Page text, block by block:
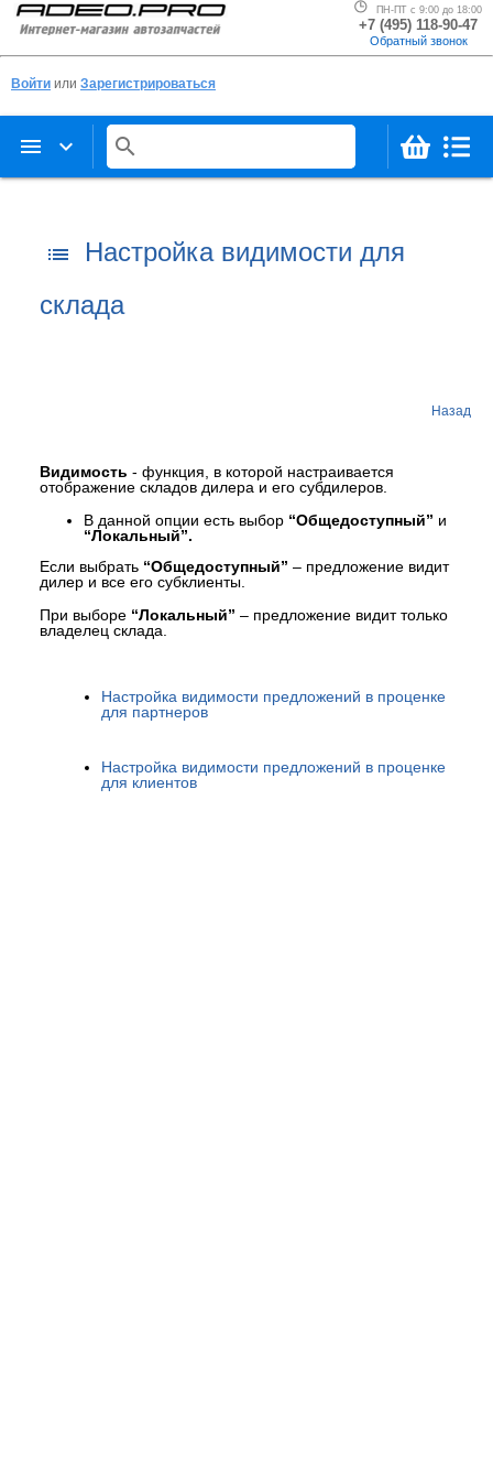
ПН-ПТ с 9:00 до 18:00
+7 (495) 118-90-47
Обратный звонок
Войти или Зарегистрироваться
menu keyboard_arrow_down search
list
Настройка видимости для
склада
Назад
Видимость - функция, в которой настраивается
отображение складов дилера и его субдилеров.
В данной опции есть выбор “Общедоступный” и
“Локальный”.
Если выбрать “Общедоступный” – предложение видит
дилер и все его субклиенты.
При выборе “Локальный” – предложение видит только
владелец склада.
Настройка видимости предложений в проценке
для партнеров
Настройка видимости предложений в проценке
для клиентов